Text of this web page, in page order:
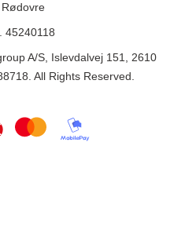
45240118
A/S, Islevdalvej 151, 2610
All Rights Reserved.